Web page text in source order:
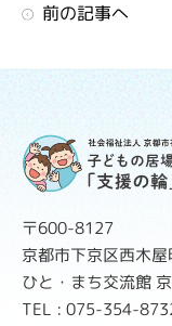
前の記事へ
〒600-8127
京都市下京区西木
ひと・まち交流館
TEL : 075-354-